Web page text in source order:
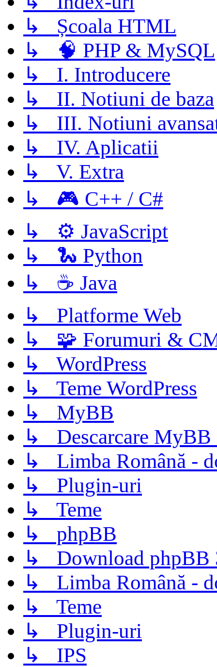
↳ Școala HTML
↳ 🧠 PHP & MySQL
↳ I. Introducere
↳ II. Notiuni de baza
↳ III. Notiuni
↳ IV. Aplicatii
↳ V. Extra
↳ 🎮 C++ / C#
↳ ⚙️ JavaScript
↳ 🐍 Python
↳ ☕ Java
↳ Platforme Web
↳ 🧩 Forumuri &
↳ WordPress
↳ Teme WordPress
↳ MyBB
↳ Descarcare MyBB
↳ Limba Română -
↳ Plugin-uri
↳ Teme
↳ phpBB
↳ Download phpBB
↳ Limba Română -
↳ Teme
↳ Plugin-uri
↳ IPS